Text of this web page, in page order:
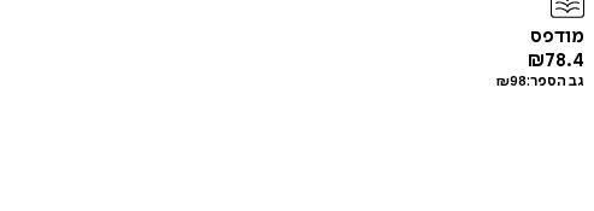
מודפס
₪78.4
גב הספר: ₪98